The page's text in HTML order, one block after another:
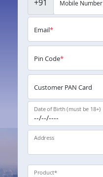
+91 Mobile Number
Email*
Pin Code*
Customer PAN Card
Date of Birth (must be 18+)
Address
Product*